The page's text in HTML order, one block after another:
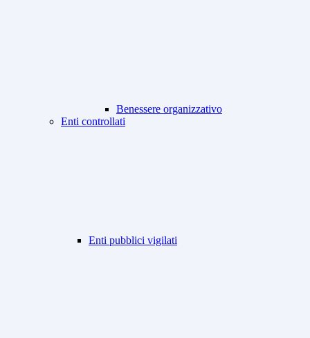
Benessere organizzativo
Enti controllati
Enti pubblici vigilati